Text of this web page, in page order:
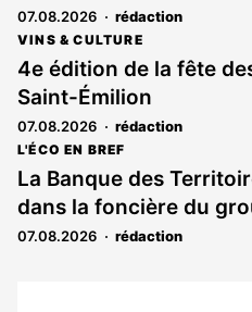
07.08.2026 rédaction
VINS & CULTURE
4e édition de la fête
Saint-Émilion
07.08.2026 rédaction
L'ÉCO EN BREF
La Banque des
dans la foncière du
07.08.2026 rédaction